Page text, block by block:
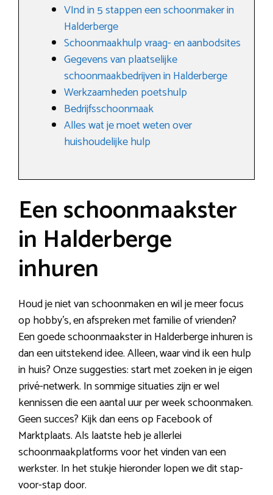
VInd in 5 stappen een schoonmaker in
Halderberge
Schoonmaakhulp vraag- en aanbodsites
Gegevens van plaatselijke
schoonmaakbedrijven in Halderberge
Werkzaamheden poetshulp
Bedrijfsschoonmaak
Alles wat je moet weten over
huishoudelijke hulp
Een schoonmaakster
in Halderberge
inhuren
Houd je niet van schoonmaken en wil je meer focus
op hobby’s, en afspreken met familie of vrienden?
Een goede schoonmaakster in Halderberge inhuren is
dan een uitstekend idee. Alleen, waar vind ik een hulp
in huis? Onze suggesties: start met zoeken in je eigen
privé-netwerk. In sommige situaties zijn er wel
kennissen die een aantal uur per week schoonmaken.
Geen succes? Kijk dan eens op Facebook of
Marktplaats. Als laatste heb je allerlei
schoonmaakplatforms voor het vinden van een
werkster. In het stukje hieronder lopen we dit stap-
voor-stap door.